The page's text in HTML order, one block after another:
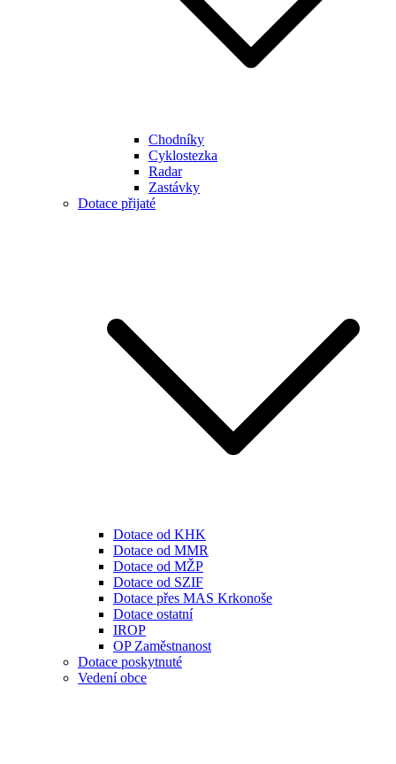
Chodníky
Cyklostezka
Radar
Zastávky
Dotace přijaté
Dotace od KHK
Dotace od MMR
Dotace od MŽP
Dotace od SZIF
Dotace přes MAS Krkonoše
Dotace ostatní
IROP
OP Zaměstnanost
Dotace poskytnuté
Vedení obce